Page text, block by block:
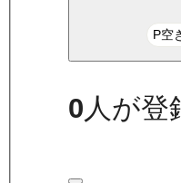
P空
0 人が登